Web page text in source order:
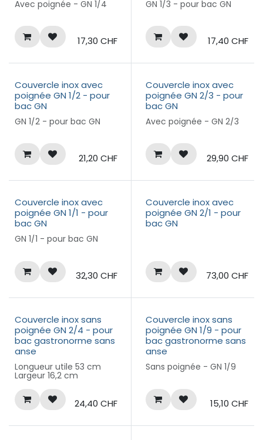
Avec poignée - GN 1/4
17,30 CHF
GN 1/3 - pour bac GN
17,40 CHF
Couvercle inox avec
poignée GN 1/2 - pour
bac GN
GN 1/2 - pour bac GN
21,20 CHF
Couvercle inox avec
poignée GN 2/3 - pour
bac GN
Avec poignée - GN 2/3
29,90 CHF
Couvercle inox avec
poignée GN 1/1 - pour
bac GN
GN 1/1 - pour bac GN
32,30 CHF
Couvercle inox avec
poignée GN 2/1 - pour
bac GN
73,00 CHF
Couvercle inox sans
poignée GN 2/4 - pour
bac gastronorme sans
anse
Longueur utile 53 cm
Largeur 16,2 cm
24,40 CHF
Couvercle inox sans
poignée GN 1/9 - pour
bac gastronorme sans
anse
Sans poignée - GN 1/9
15,10 CHF